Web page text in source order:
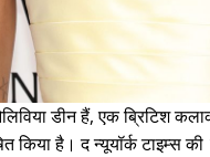
डीन हैं, एक ब्रिटिश
है। द न्यूयॉर्क टाइम्स